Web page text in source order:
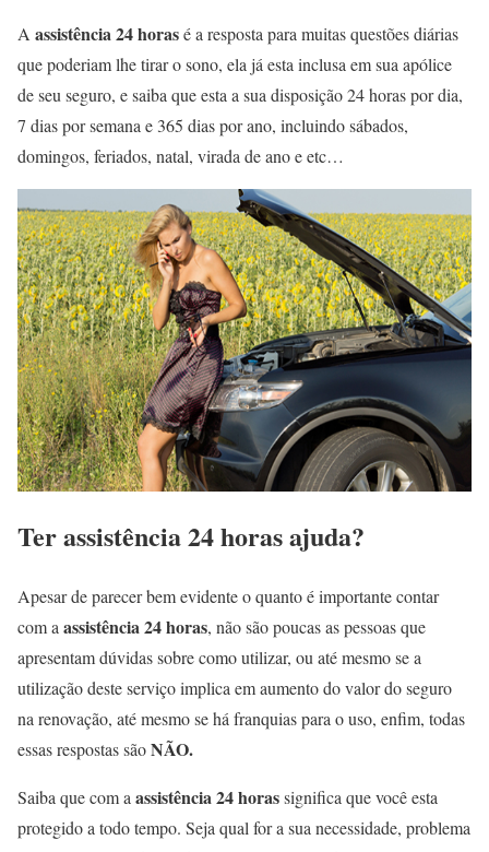
A assistência 24 horasé a resposta para muitas questões diárias
que poderiam lhe tirar o sono, ela já esta inclusa em sua apólice
de seu seguro, e saiba que esta a sua disposição 24 horas por dia,
7 dias por semana e 365 dias por ano, incluindo sábados,
domingos, feriados, natal, virada de ano e etc…
Ter assistência 24 horas ajuda?
Apesar de parecer bem evidente o quanto é importante contar
com a assistência 24 horas, não são poucas as pessoas que
apresentam dúvidas sobre como utilizar, ou até mesmo se a
utilização deste serviço implica em aumento do valor do seguro
na renovação, até mesmo se há franquias para o uso, enfim, todas
essas respostas sãoNÃO.
Saiba que com a assistência 24 horassignifica que você esta
protegido a todo tempo. Seja qual for a sua necessidade, problema